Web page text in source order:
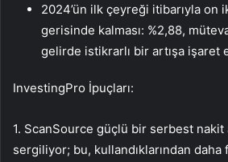
2024’ün ilk çeyreği itibarıyla on
gerisinde kalması: %2,88,
gelirde istikrarlı bir artışa işaret
InvestingPro İpuçları:
1. ScanSource güçlü bir serbest nakit
sergiliyor; bu, kullandıklarından